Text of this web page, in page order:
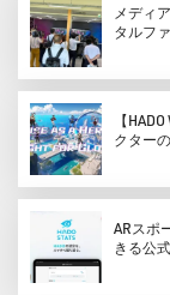
メディ
タルフ
【
クター
ARスポ
きる公